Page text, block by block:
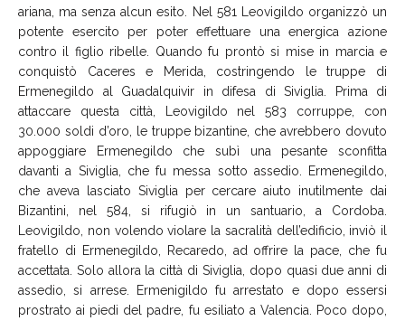
ariana, ma senza alcun esito. Nel 581 Leovigildo organizzò un
potente esercito per poter effettuare una energica azione
contro il figlio ribelle. Quando fu prontò si mise in marcia e
conquistò Caceres e Merida, costringendo le truppe di
Ermenegildo al Guadalquivir in difesa di Siviglia. Prima di
attaccare questa città, Leovigildo nel 583 corruppe, con
30.000 soldi d’oro, le truppe bizantine, che avrebbero dovuto
appoggiare Ermenegildo che subì una pesante sconfitta
davanti a Siviglia, che fu messa sotto assedio. Ermenegildo,
che aveva lasciato Siviglia per cercare aiuto inutilmente dai
Bizantini, nel 584, si rifugiò in un santuario, a Cordoba.
Leovigildo, non volendo violare la sacralità dell’edificio, inviò il
fratello di Ermenegildo, Recaredo, ad offrire la pace, che fu
accettata. Solo allora la città di Siviglia, dopo quasi due anni di
assedio, si arrese. Ermenigildo fu arrestato e dopo essersi
prostrato ai piedi del padre, fu esiliato a Valencia. Poco dopo,